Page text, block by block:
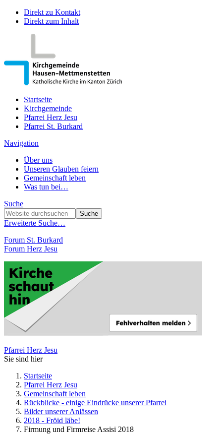
Direkt zu Kontakt
Direkt zum Inhalt
Startseite
Kirchgemeinde
Pfarrei Herz Jesu
Pfarrei St. Burkard
Navigation
Über uns
Unseren Glauben feiern
Gemeinschaft leben
Was tun bei…
Suche
Erweiterte Suche…
Forum St. Burkard
Forum Herz Jesu
Pfarrei Herz Jesu
Sie sind hier
Startseite
Pfarrei Herz Jesu
Gemeinschaft leben
Rückblicke - einige Eindrücke unserer Pfarrei
Bilder unserer Anlässen
2018 - Fröid läbe!
Firmung und Firmreise Assisi 2018